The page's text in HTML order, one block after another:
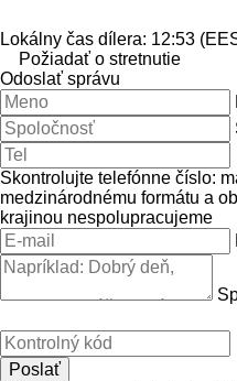
Lokálny čas dílera: 12:53
Požiadať o stretnutie
Odoslať správu
Skontrolujte telefónne číslo:
medzinárodnému formátu a
krajinou nespolupracujeme